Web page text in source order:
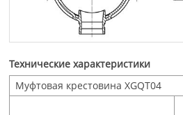
Технические характеристики
Муфтовая крестовина XGQT04